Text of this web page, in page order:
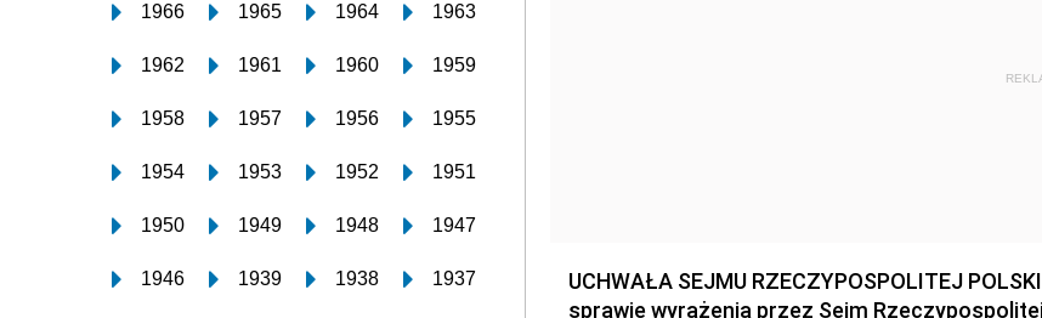
1966 1965 1964 1963
1962 1961 1960 1959
1958 1957 1956 1955
1954 1953 1952 1951
1950 1949 1948 1947
1946 1939 1938 1937
UCHWAŁA SEJMU RZECZYPOSPOLITEJ
sprawie wyrażenia przez Sejm